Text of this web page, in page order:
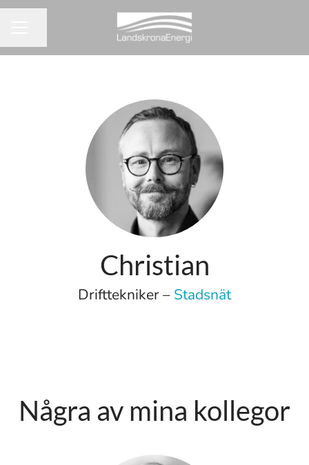
Christian
Drifttekniker – Stadsnät
Några av mina kollegor